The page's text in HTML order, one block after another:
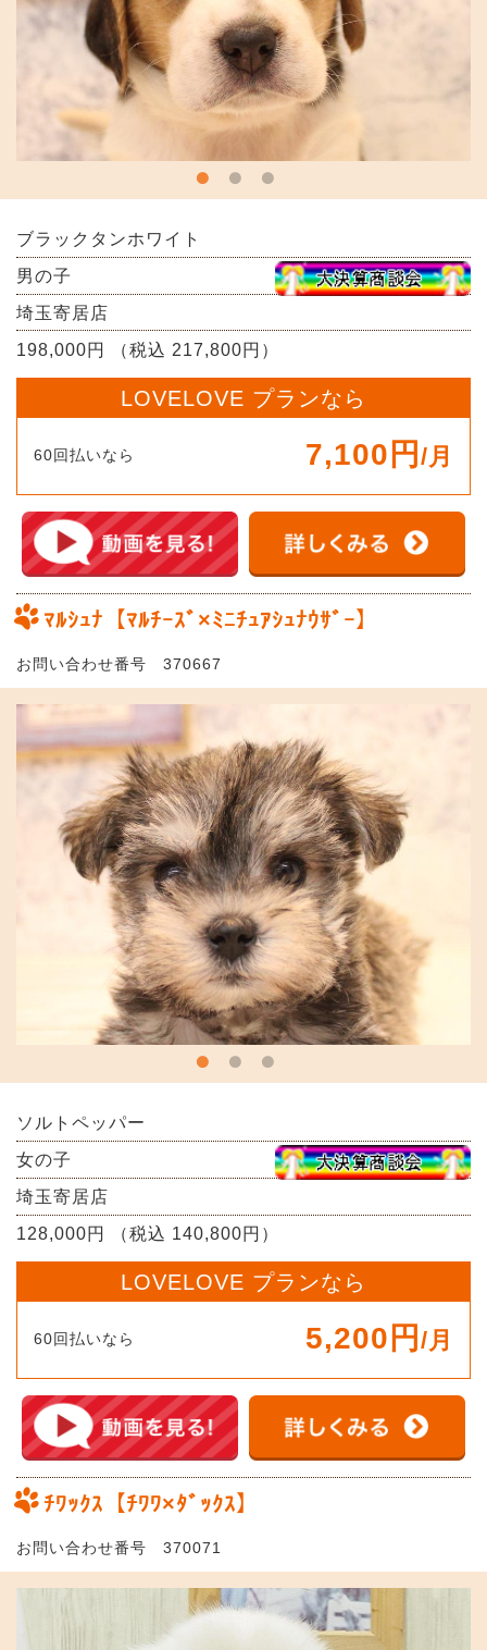
ブラックタンホワイト
男の子
埼玉寄居店
198,000円 （税込 217,800円）
LOVELOVE プランなら
60回払いなら 7,100円 /月
ﾏﾙｼｭﾅ【ﾏﾙﾁｰｽﾞ×ﾐﾆﾁｭｱｼｭﾅｳｻﾞｰ】
お問い合わせ番号 370667
ソルトペッパー
女の子
埼玉寄居店
128,000円 （税込 140,800円）
LOVELOVE プランなら
60回払いなら 5,200円 /月
ﾁﾜｯｸｽ【ﾁﾜﾜ×ﾀﾞｯｸｽ】
お問い合わせ番号 370071